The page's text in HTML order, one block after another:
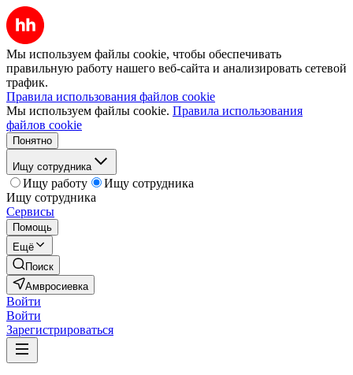
Мы используем файлы cookie, чтобы обеспечивать
правильную работу нашего веб-сайта и анализировать сетевой
трафик.
Правила использования файлов cookie
Мы используем файлы cookie. Правила использования
файлов cookie
Понятно
Ищу сотрудника
Ищу работу
Ищу сотрудника
Ищу сотрудника
Сервисы
Помощь
Ещё
Поиск
Амвросиевка
Войти
Войти
Зарегистрироваться